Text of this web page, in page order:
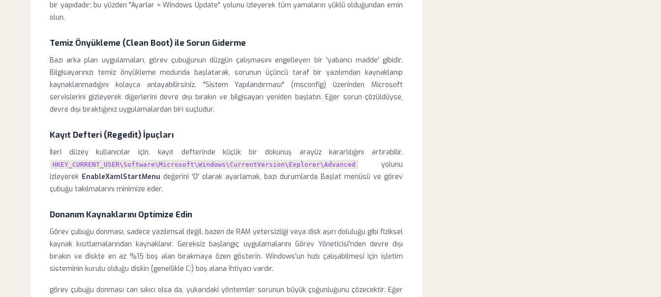
bir yapıdadır; bu yüzden "Ayarlar > Windows Update" yolunu izleyerek tüm yamaların yüklü olduğundan emin
olun.
Temiz Önyükleme (Clean Boot) ile Sorun Giderme
Bazı arka plan uygulamaları, görev çubuğunun düzgün çalışmasını engelleyen bir 'yabancı madde' gibidir.
Bilgisayarınızı temiz önyükleme modunda başlatarak, sorunun üçüncü taraf bir yazılımdan kaynaklanıp
kaynaklanmadığını kolayca anlayabilirsiniz. "Sistem Yapılandırması" (msconfig) üzerinden Microsoft
servislerini gizleyerek diğerlerini devre dışı bırakın ve bilgisayarı yeniden başlatın. Eğer sorun çözüldüyse,
devre dışı bıraktığınız uygulamalardan biri suçludur.
Kayıt Defteri (Regedit) İpuçları
İleri düzey kullanıcılar için, kayıt defterinde küçük bir dokunuş arayüz kararlılığını artırabilir.
HKEY_CURRENT_USER\Software\Microsoft\Windows\CurrentVersion\Explorer\Advanced
yolunu
izleyerek EnableXamlStartMenu değerini '0' olarak ayarlamak, bazı durumlarda Başlat menüsü ve görev
çubuğu takılmalarını minimize eder.
Donanım Kaynaklarını Optimize Edin
Görev çubuğu donması, sadece yazılımsal değil, bazen de RAM yetersizliği veya disk aşırı doluluğu gibi fiziksel
kaynak kısıtlamalarından kaynaklanır. Gereksiz başlangıç uygulamalarını Görev Yöneticisi'nden devre dışı
bırakın ve diskte en az %15 boş alan bırakmaya özen gösterin. Windows'un hızlı çalışabilmesi için işletim
sisteminin kurulu olduğu diskin (genellikle C:) boş alana ihtiyacı vardır.
görev çubuğu donması can sıkıcı olsa da, yukarıdaki yöntemler sorunun büyük çoğunluğunu çözecektir. Eğer